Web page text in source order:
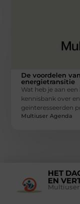
De voordelen
energietransitie
Wat heb je aan
kennisbank over
geïnteresseerden
Multiuser Agenda
HET
EN